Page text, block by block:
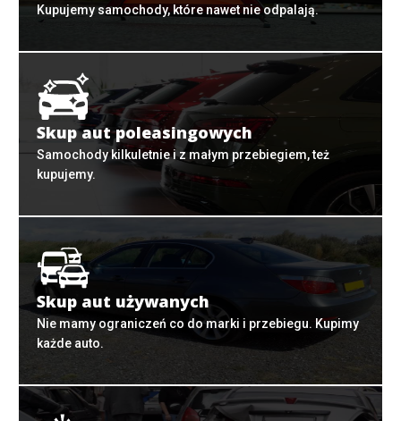
Kupujemy samochody, które nawet nie odpalają.
Skup aut poleasingowych
Samochody kilkuletnie i z małym przebiegiem, też
kupujemy.
Skup aut używanych
Nie mamy ograniczeń co do marki i przebiegu. Kupimy
każde auto.